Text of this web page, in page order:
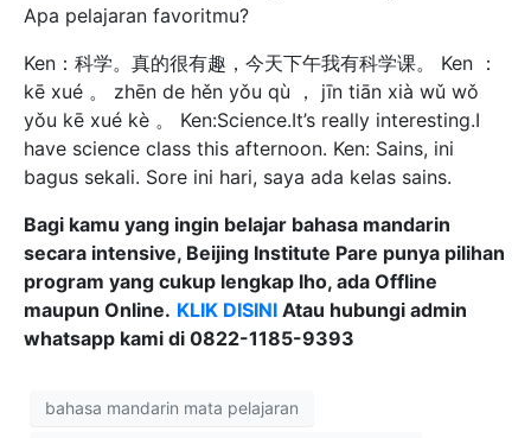
Apa pelajaran favoritmu?
Ken：科学。真的很有趣，今天下午我有科学课。 Ken ：
kē xué 。 zhēn de hěn yǒu qù ， jīn tiān xià wǔ wǒ
yǒu kē xué kè 。 Ken:Science.It’s really interesting.I
have science class this afternoon. Ken: Sains, ini
bagus sekali. Sore ini hari, saya ada kelas sains.
Bagi kamu yang ingin belajar bahasa mandarin
secara intensive, Beijing Institute Pare punya pilihan
program yang cukup lengkap lho, ada Offline
maupun Online. KLIK DISINI Atau hubungi admin
whatsapp kami di 0822-1185-9393
bahasa mandarin mata pelajaran